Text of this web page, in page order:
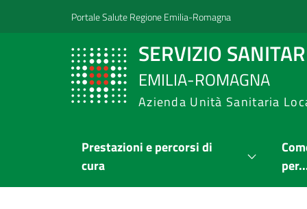
Vai al contenuto
Vai alla navigazionePortale Salute Regione Emilia-Romagna
SERVIZIO
EMILIA-ROMAGNA
Azienda Unità Sanitaria
Prestazioni e percorsi di
cura